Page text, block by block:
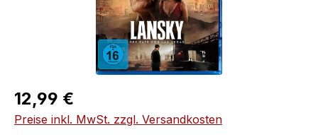
Regulärer Preis:
12,99 €
Preise inkl. MwSt. zzgl. Versandkosten